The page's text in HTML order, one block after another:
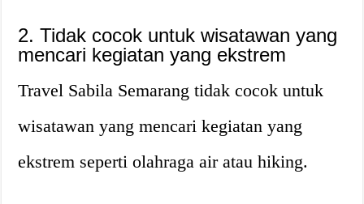
2. Tidak cocok untuk wisatawan yang
mencari kegiatan yang ekstrem
Travel Sabila Semarang tidak cocok untuk
wisatawan yang mencari kegiatan yang
ekstrem seperti olahraga air atau hiking.